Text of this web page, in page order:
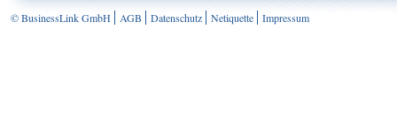
© BusinessLink GmbH AGB Datenschutz Netiquette Impressum